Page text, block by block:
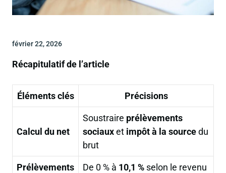
février 22, 2026
Récapitulatif de l’article
Éléments clés Précisions
Calcul du net
Soustraire prélèvements
sociauxet impôt à la sourcedu
brut
Prélèvements
De 0 % à 10,1 % selon le revenu